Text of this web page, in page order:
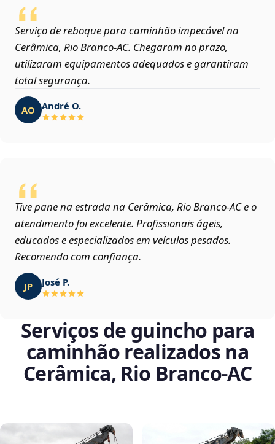
Serviço de reboque para caminhão impecável na
Cerâmica, Rio Branco‑AC. Chegaram no prazo,
utilizaram equipamentos adequados e garantiram
total segurança.
AO André O.
Tive pane na estrada na Cerâmica, Rio Branco‑AC e o
atendimento foi excelente. Profissionais ágeis,
educados e especializados em veículos pesados.
Recomendo com confiança.
JP José P.
Serviços de guincho para
caminhão realizados na
Cerâmica, Rio Branco‑AC